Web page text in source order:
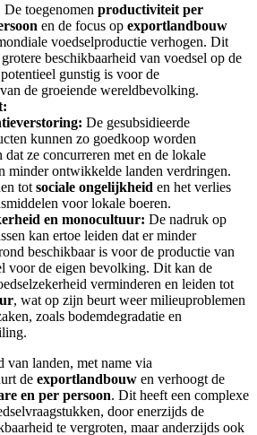
De toegenomen productiviteit per
en de focus op exportlandbouw
voedselproductie verhogen. Dit
beschikbaarheid van voedsel op de
gunstig is voor de
de groeiende wereldbevolking.
De gesubsidieerde
kunnen zo goedkoop worden
dat ze concurreren met en de lokale
minder ontwikkelde landen verdringen.
tot sociale ongelijkheid en het verlies
voor lokale boeren.
en monocultuur: De nadruk op
kan ertoe leiden dat er minder
beschikbaar is voor de productie van
voor de eigen bevolking. Dit kan de
verminderen en leiden tot
, wat op zijn beurt weer milieuproblemen
zoals bodemdegradatie en
van landen, met name via
de exportlandbouw en verhoogt de
en per persoon. Dit heeft een complexe
door enerzijds de
te vergroten, maar anderzijds ook